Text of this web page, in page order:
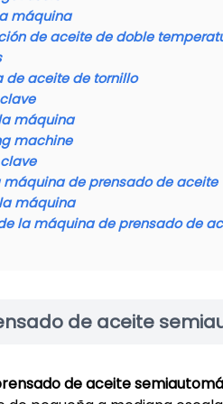
máquina
de aceite de doble
de aceite de tornillo
máquina
machine
máquina de prensado de aceite
máquina
la máquina de prensado de
de aceite
de aceite